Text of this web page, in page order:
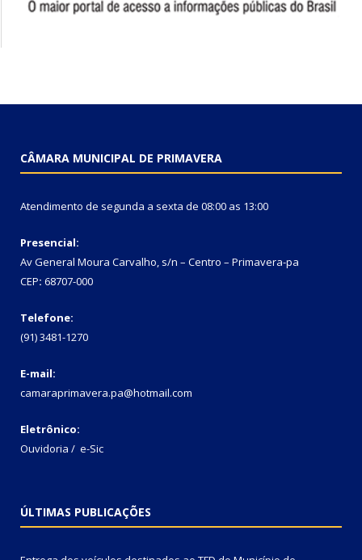
CÂMARA MUNICIPAL DE PRIMAVERA
Atendimento de segunda a sexta de 08:00 as 13:00
Presencial:
Av General Moura Carvalho, s/n – Centro – Primavera-pa
CEP: 68707-000
Telefone:
(91) 3481-1270
E-mail:
camaraprimavera.pa@hotmail.com
Eletrônico:
Ouvidoria / e-Sic
ÚLTIMAS PUBLICAÇÕES